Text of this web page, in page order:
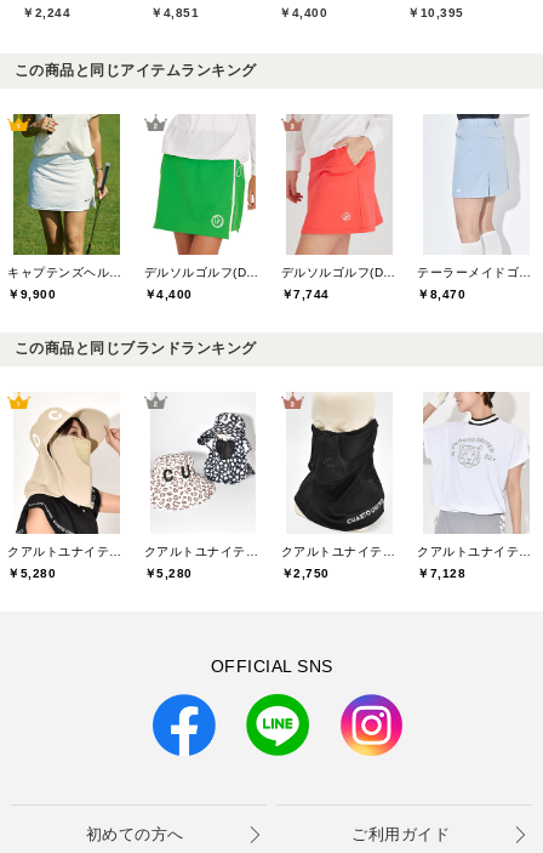
￥2,244
￥4,851
￥4,400
￥10,395
この商品と同じアイテムランキング
￥9,900
￥4,400
￥7,744
￥8,470
この商品と同じブランドランキング
￥5,280
￥5,280
￥2,750
￥7,128
OFFICIAL SNS
初めての方へ ご利用ガイド